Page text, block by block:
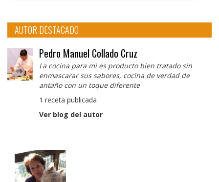
AUTOR DESTACADO
Pedro Manuel Collado Cruz
La cocina para mi es producto bien tratado sin
enmascarar sus sabores, cocina de verdad de
antaño con un toque diferente
1 receta publicada
Ver blog del autor